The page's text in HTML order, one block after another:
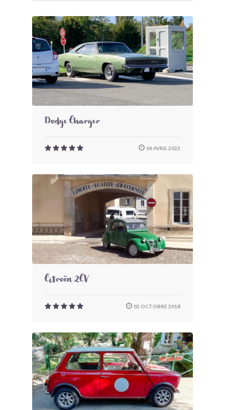
Dodge Charger
06 AVRIL 2022
Citroën 2CV
02 OCTOBRE 2018